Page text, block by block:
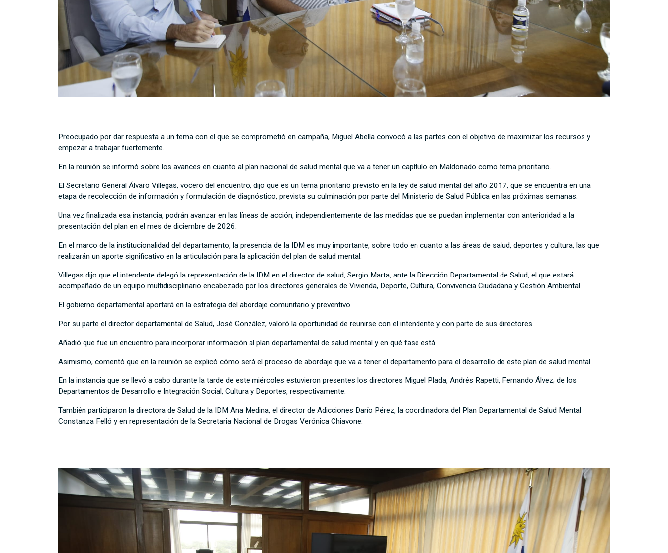
Preocupado por dar respuesta a un tema con el que se comprometió en campaña, Miguel Abella convocó a las partes con el objetivo de maximizar los recursos y
empezar a trabajar fuertemente.
En la reunión se informó sobre los avances en cuanto al plan nacional de salud mental que va a tener un capítulo en Maldonado como tema prioritario.
El Secretario General Álvaro Villegas, vocero del encuentro, dijo que es un tema prioritario previsto en la ley de salud mental del año 2017, que se encuentra en una
etapa de recolección de información y formulación de diagnóstico, prevista su culminación por parte del Ministerio de Salud Pública en las próximas semanas.
Una vez finalizada esa instancia, podrán avanzar en las líneas de acción, independientemente de las medidas que se puedan implementar con anterioridad a la
presentación del plan en el mes de diciembre de 2026.
En el marco de la institucionalidad del departamento, la presencia de la IDM es muy importante, sobre todo en cuanto a las áreas de salud, deportes y cultura, las que
realizarán un aporte significativo en la articulación para la aplicación del plan de salud mental.
Villegas dijo que el intendente delegó la representación de la IDM en el director de salud, Sergio Marta, ante la Dirección Departamental de Salud, el que estará
acompañado de un equipo multidisciplinario encabezado por los directores generales de Vivienda, Deporte, Cultura, Convivencia Ciudadana y Gestión Ambiental.
El gobierno departamental aportará en la estrategia del abordaje comunitario y preventivo.
Por su parte el director departamental de Salud, José González, valoró la oportunidad de reunirse con el intendente y con parte de sus directores.
Añadió que fue un encuentro para incorporar información al plan departamental de salud mental y en qué fase está.
Asimismo, comentó que en la reunión se explicó cómo será el proceso de abordaje que va a tener el departamento para el desarrollo de este plan de salud mental.
En la instancia que se llevó a cabo durante la tarde de este miércoles estuvieron presentes los directores Miguel Plada, Andrés Rapetti, Fernando Álvez; de los
Departamentos de Desarrollo e Integración Social, Cultura y Deportes, respectivamente.
También participaron la directora de Salud de la IDM Ana Medina, el director de Adicciones Darío Pérez, la coordinadora del Plan Departamental de Salud Mental
Constanza Felló y en representación de la Secretaria Nacional de Drogas Verónica Chiavone.